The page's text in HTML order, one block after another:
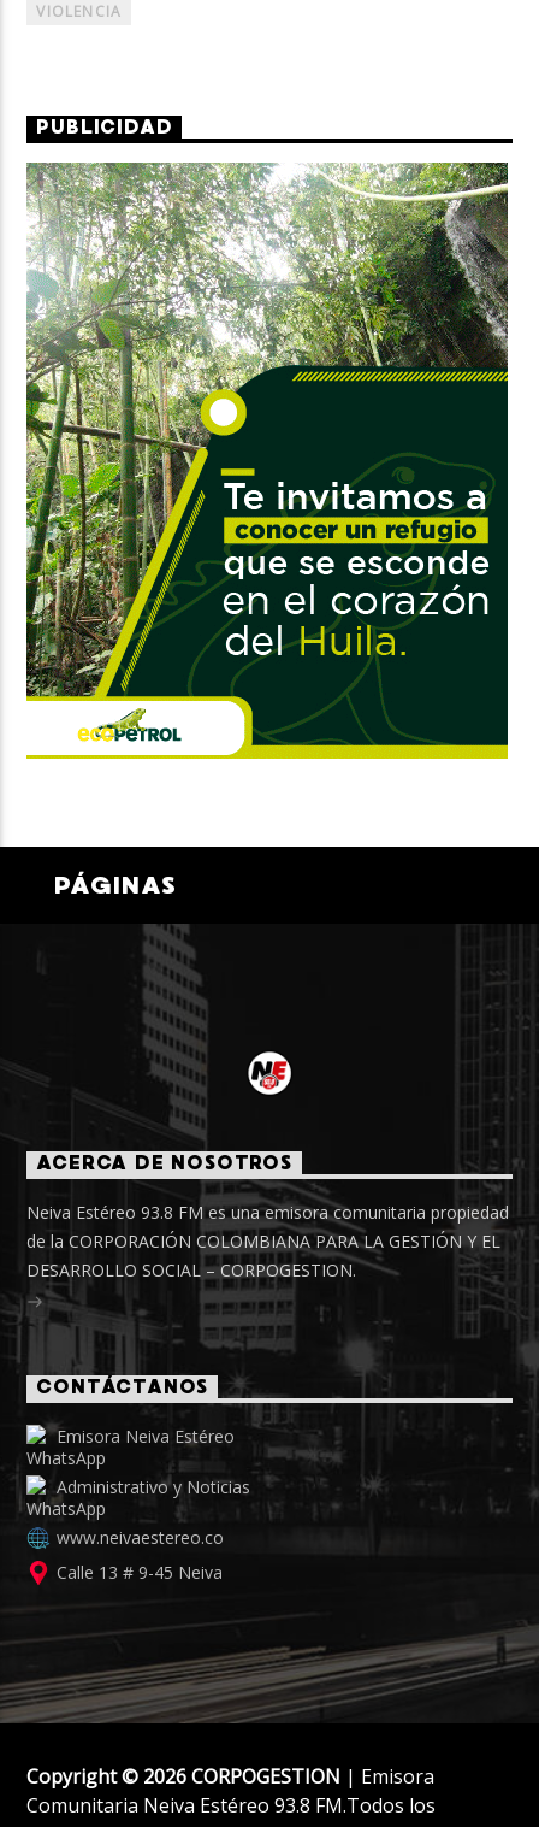
VIOLENCIA
PUBLICIDAD
PÁGINAS
ACERCA DE NOSOTROS
Neiva Estéreo 93.8 FM es una emisora comunitaria propiedad
de la CORPORACIÓN COLOMBIANA PARA LA GESTIÓN Y EL
DESARROLLO SOCIAL – CORPOGESTION.
CONTÁCTANOS
Emisora Neiva Estéreo
Administrativo y Noticias
www.neivaestereo.co
Calle 13 # 9-45 Neiva
Copyright © 2026 CORPOGESTION | Emisora
Comunitaria Neiva Estéreo 93.8 FM.Todos los